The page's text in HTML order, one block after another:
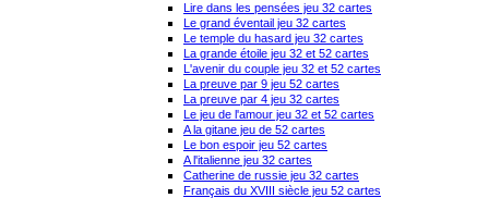
Lire dans les pensées jeu 32 cartes
Le grand éventail jeu 32 cartes
Le temple du hasard jeu 32 cartes
La grande étoile jeu 32 et 52 cartes
L'avenir du couple jeu 32 et 52 cartes
La preuve par 9 jeu 52 cartes
La preuve par 4 jeu 32 cartes
Le jeu de l'amour jeu 32 et 52 cartes
A la gitane jeu de 52 cartes
Le bon espoir jeu 52 cartes
A l'italienne jeu 32 cartes
Catherine de russie jeu 32 cartes
Français du XVIII siècle jeu 52 cartes